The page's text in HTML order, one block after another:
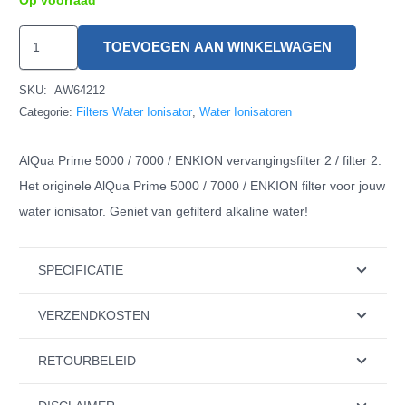
Prime
5000
/
/
ENKION
Filter
hoeveelheid
TOEVOEGEN AAN WINKELWAGEN
SKU:
AW64212
Categorie: Filters Water Ionisator, Water Ionisatoren
AlQua Prime 5000 / 7000 / ENKION vervangingsfilter 2 / filter 2.
Het originele AlQua Prime 5000 / 7000 / ENKION filter voor jouw
water ionisator. Geniet van gefilterd alkaline water!
SPECIFICATIE
VERZENDKOSTEN
RETOURBELEID